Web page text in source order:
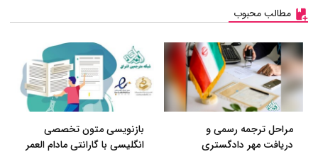
مطالب محبوب
مراحل ترجمه رسمی و
دریافت مهر دادگستری
بازنویسی متون تخصصی
انگلیسی با گارانتی مادام العمر